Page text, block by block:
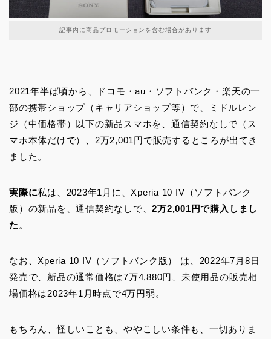
記事内に商品プロモーションを含む場合があります
2021年半ば頃から、ドコモ・au・ソフトバンク・楽天の一
部の携帯ショップ（キャリアショップ等）で、ミドルレン
ジ（中価格帯）以下の新品スマホを、通信契約なしで（ス
マホ本体だけで）、2万2,001円で販売するところが出てき
ました。
実際に私は、2023年1月に、Xperia 10 IV（ソフトバンク
版）の新品を、通信契約なしで、2万2,001円で購入しまし
た 。
なお、Xperia 10 IV（ソフトバンク版） は、2022年7月8日
発売で、新品の通常価格は7万4,880円、未使用品の販売相
場価格は2023年1月時点で4万円弱。
もちろん、怪しいことも、ややこしい条件も、一切ありま